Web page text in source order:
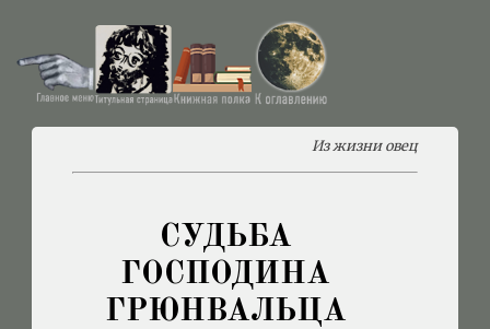
Из жизни овец
СУДЬБА
ГОСПОДИНА
ГРЮНВАЛЬЦА